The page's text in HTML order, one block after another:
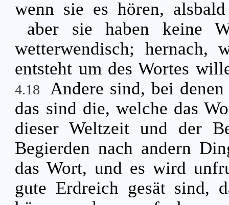
wenn sie es hören,
aber sie haben keine
wetterwendisch; hernach,
entsteht um des Wortes
4.18
Andere sind, bei
das sind die, welche das
dieser Weltzeit und der
Begierden nach andern
das Wort, und es wird
gute Erdreich gesät sind,